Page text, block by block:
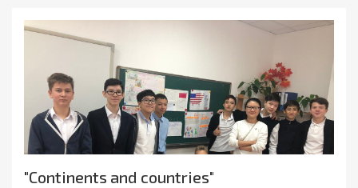
"Continents and countries"